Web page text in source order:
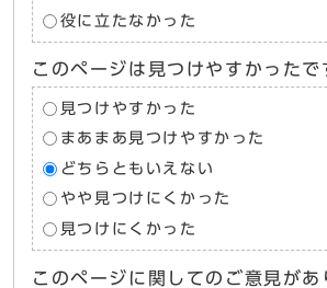
役に立たなかった
このページは見つけやすかったで
見つけやすかった
まあまあ見つけやすかった
どちらともいえない
やや見つけにくかった
見つけにくかった
このページに関してのご意見が